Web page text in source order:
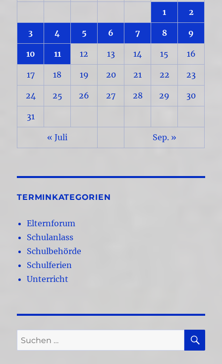
1 2
3 4 5 6 7 8 9
10 11 12 13 14 15 16
17 18 19 20 21 22 23
24 25 26 27 28 29 30
31
« Juli Sep. »
TERMINKATEGORIEN
Elternforum
Schulanlass
Schulbehörde
Schulferien
Unterricht
Suchen
nach: